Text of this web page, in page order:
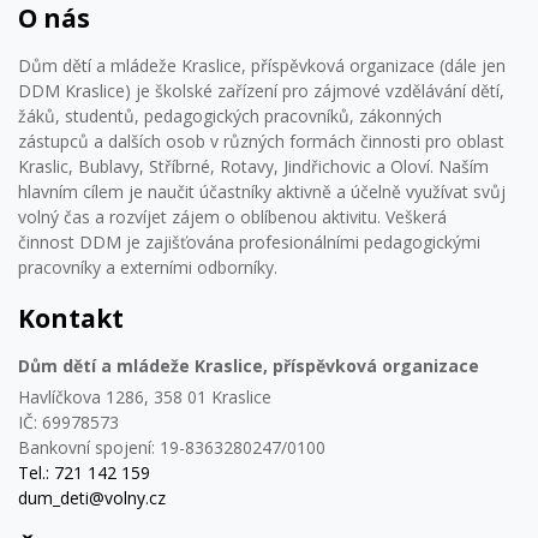
O nás
Dům dětí a mládeže Kraslice, příspěvková organizace (dále jen
DDM Kraslice) je školské zařízení pro zájmové vzdělávání dětí,
žáků, studentů, pedagogických pracovníků, zákonných
zástupců a dalších osob v různých formách činnosti pro oblast
Kraslic, Bublavy, Stříbrné, Rotavy, Jindřichovic a Oloví. Naším
hlavním cílem je naučit účastníky aktivně a účelně využívat svůj
volný čas a rozvíjet zájem o oblíbenou aktivitu. Veškerá
činnost DDM je zajišťována profesionálními pedagogickými
pracovníky a externími odborníky.
Kontakt
Dům dětí a mládeže Kraslice, příspěvková organizace
Havlíčkova 1286, 358 01 Kraslice
IČ: 69978573
Bankovní spojení: 19-8363280247/0100
Tel.: 721 142 159
dum_deti@volny.cz